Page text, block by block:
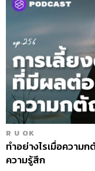
5. ถ้ารู้สึกว่าอาการ
ลองสังเกตลมหายใ
เริ่มถี่ให้ลองยืดถ่าย
การพยายามควบคุม
กายภาพที่ส่งผลไปถึ
ขึ้นได้
6. วิธีหนึ่งที่ได้ผลสำ
ผนังแล้วกระแทกเบ
กับมีคนกำลังตบหลังเ
พื้นที่รองรับความกลั
กลัวนั้นคลายลง
R U OK
ทำอย่างไรเมื่อความ
ความรู้สึก